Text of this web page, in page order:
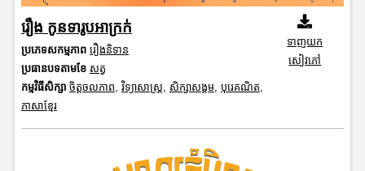
រឿង កូនទារូបអាក្រក់
ប្រភេទសកម្មភាព រឿងនិទាន
ប្រធានបទតាមខែ សត្វ
កម្មវិធីសិក្សា ចិត្តចលភាព វិទ្យាសាស្រ្ត សិក្សាសង្គម, បុរេគណិត
ភាសាខ្មែរ
ទាញយក
សៀវភៅ